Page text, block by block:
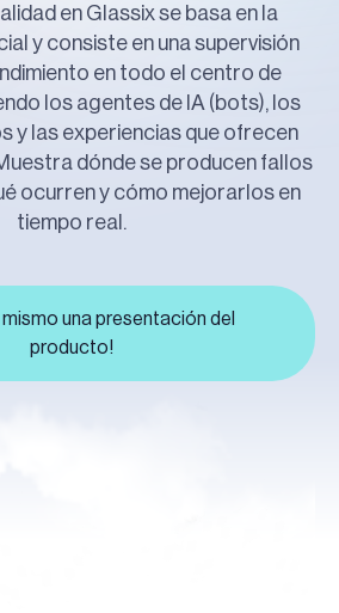
en Glassix se basa en la
y consiste en una supervisión
en todo el centro de
los agentes de IA (bots), los
y las experiencias que ofrecen
dónde se producen fallos
ocurren y cómo mejorarlos en
tiempo real.
mismo una presentación del
producto!